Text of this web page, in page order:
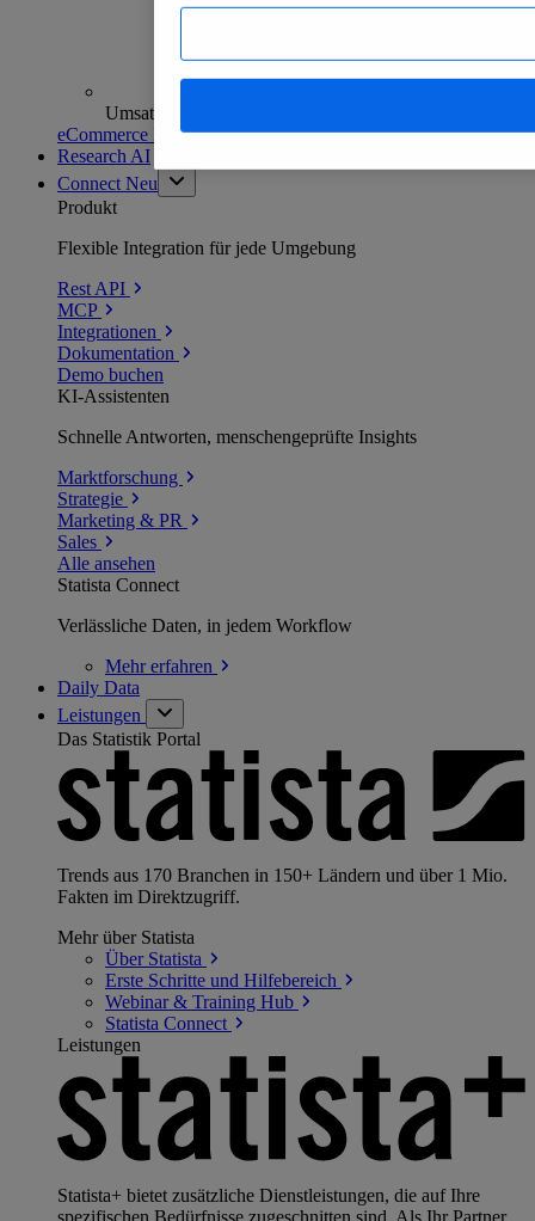
Umsatzanalysen und -prognosen
eCommerce Insights entdecken
Research AI
Connect Neu
Produkt
Flexible Integration für jede Umgebung
Rest API
MCP
Integrationen
Dokumentation
Demo buchen
KI-Assistenten
Schnelle Antworten, menschengeprüfte Insights
Marktforschung
Strategie
Marketing & PR
Sales
Alle ansehen
Statista Connect
Verlässliche Daten, in jedem Workflow
Mehrerfahren
Daily Data
Leistungen
Das Statistik Portal
Trends aus 170 Branchen in 150+ Ländern und über 1 Mio.
Fakten im Direktzugriff.
Mehr über Statista
Über Statista
Erste Schritte und Hilfebereich
Webinar & Training Hub
Statista Connect
Leistungen
Statista+ bietet zusätzliche Dienstleistungen, die auf Ihre
spezifischen Bedürfnisse zugeschnitten sind. Als Ihr Partner